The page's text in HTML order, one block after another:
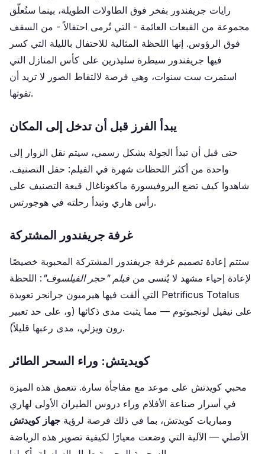
رايات جريفندور بفخر فوق الطاولات الطويلة، بينما ستُعلّق
مجموعة من القبعات العائمة - التي تُرمى احتفالاً - من السقف
فوق الرؤوس. إنها اللحظة المثالية للاحتفال بالليلة التي كسر
فيها جريفندور سيطرة سليذرين على كأس المنازل التي
استمرت ست سنوات، وهي فرصة لالتقاط الصور لا تريد أن
تفوتها.
يبدأ الفرز قبل أن تدخل إلى المكان
حتى قبل أن تبدأ الجولة بشكل رسمي، سيتم نقل الزوار إلى
واحدة من أكثر اللحظات شهرة في الفيلم: حفل التصنيف.
شاهدوا كيف تضع البروفيسورة ماكغوناغال قبعة التصنيف على
رأس هاري وتبدأ رحلته في هوجورتس.
غرفة جريفندور المشتركة
ستتم إعادة تصميم غرفة جريفندور المشتركة المحبوبة خصيصًا
لإعادة إحياء مشهد لا يُنسى من فيلم "حجر الفيلسوف" : اللحظة
التي ألقت فيها هيرميون جرانجر تعويذة Petrificus Totalus
على نيفيل لونجبوتوم — مما يثبت مدى ذكائها (و، على حد تعبير
رون ويزلي، مدى رعبها قليلاً).
كويديتش: وراء السحر الطائر
محبي كويدتش على موعد مع مفاجأة سارة. تتعمق هذه الميزة
في أسرار صناعة الأفلام وراء دروس الطيران الأولى لهاري
ومباريات كويدتش، بما في ذلك فرصة لرؤية جهاز كويدتش
الأصلي — الآلية التي وضعت معيارًا لكيفية تصوير هذه الرياضة